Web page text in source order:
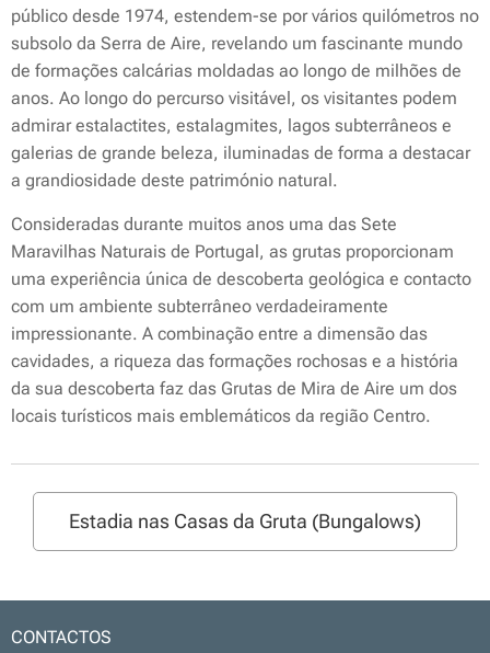
público desde 1974, estendem-se por vários quilómetros no
subsolo da Serra de Aire, revelando um fascinante mundo
de formações calcárias moldadas ao longo de milhões de
anos. Ao longo do percurso visitável, os visitantes podem
admirar estalactites, estalagmites, lagos subterrâneos e
galerias de grande beleza, iluminadas de forma a destacar
a grandiosidade deste património natural.
Consideradas durante muitos anos uma das Sete
Maravilhas Naturais de Portugal, as grutas proporcionam
uma experiência única de descoberta geológica e contacto
com um ambiente subterrâneo verdadeiramente
impressionante. A combinação entre a dimensão das
cavidades, a riqueza das formações rochosas e a história
da sua descoberta faz das Grutas de Mira de Aire um dos
locais turísticos mais emblemáticos da região Centro.
Estadia nas Casas da Gruta (Bungalows)
CONTACTOS